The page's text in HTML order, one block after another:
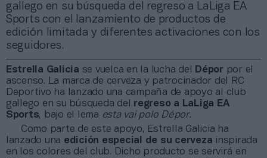
gallego en su búsqueda del regreso a LaLiga EA
Sports con el lanzamiento de productos de
edición limitada y diferentes activaciones con los
seguidores.
Estrella Galicia se vuelca en la lucha del Dépor por el
ascenso. La marca de cerveza y patrocinador del RC
Deportivo ha lanzado una campaña de apoyo al club
gallego en su búsqueda del regreso a LaLiga EA
Sports, bajo el lema esta vai polo Dépor.
Como parte de este apoyo, Estrella Galicia ha
lanzado una edición especial de su cerveza inspirada
en los colores del club. Dicho producto se servirá en